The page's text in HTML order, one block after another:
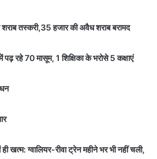
शराब तस्करी,35 हजार की अवैध शराब बरामद
रहे 70 मासूम, 1 शिक्षिका के भरोसे 5 कक्षाएं
खत्म: ग्वालियर-रीवा ट्रेन महीने भर भी नहीं चली,